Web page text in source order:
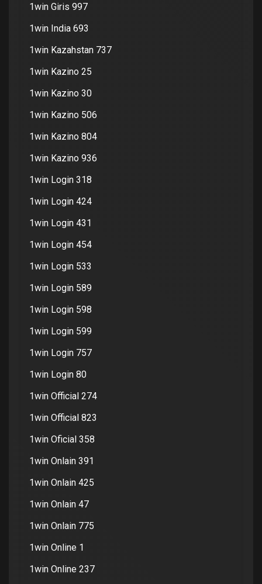
1win Giris 997
1win India 693
1win Kazahstan 737
1win Kazino 25
1win Kazino 30
1win Kazino 506
1win Kazino 804
1win Kazino 936
1win Login 318
1win Login 424
1win Login 431
1win Login 454
1win Login 533
1win Login 589
1win Login 598
1win Login 599
1win Login 757
1win Login 80
1win Official 274
1win Official 823
1win Oficial 358
1win Onlain 391
1win Onlain 425
1win Onlain 47
1win Onlain 775
1win Online 1
1win Online 237